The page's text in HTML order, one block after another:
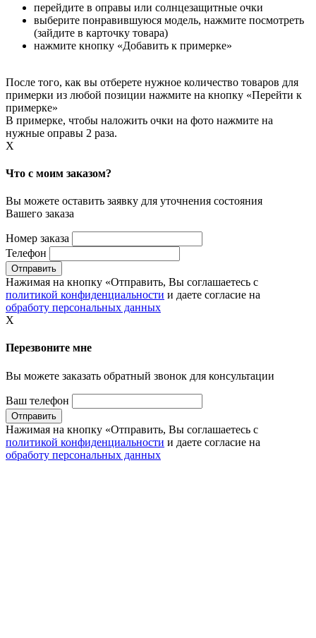
перейдите в оправы или солнцезащитные очки
выберите понравившуюся модель, нажмите посмотреть
(зайдите в карточку товара)
нажмите кнопку «Добавить к примерке»
После того, как вы отберете нужное количество товаров для
примерки из любой позиции нажмите на кнопку «Перейти к
примерке»
В примерке, чтобы наложить очки на фото нажмите на
нужные оправы 2 раза.
X
Что с моим заказом?
Вы можете оставить заявку для уточнения состояния
Вашего заказа
Номер заказа
Телефон
Нажимая на кнопку «Отправить, Вы соглашаетесь с
политикой конфиденциальности и даете согласие на
обработу персональных данных
X
Перезвоните мне
Вы можете заказать обратный звонок для консультации
Ваш телефон
Нажимая на кнопку «Отправить, Вы соглашаетесь с
политикой конфиденциальности и даете согласие на
обработу персональных данных